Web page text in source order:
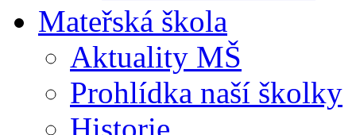
Mateřská škola
Aktuality MŠ
Prohlídka naší školky
Historie